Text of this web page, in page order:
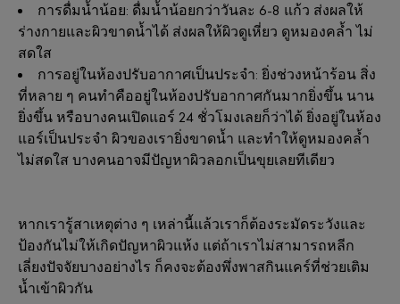
การดื่มน้ำน้อย: ดื่มน้ำน้อยกว่าวันละ 6-8 แก้ว ส่งผลให้
ร่างกายและผิวขาดน้ำได้ ส่งผลให้ผิวดูเหี่ยว ดูหมองคล้ำ ไม่
สดใส
การอยู่ในห้องปรับอากาศเป็นประจำ: ยิ่งช่วงหน้าร้อน สิ่ง
ที่หลาย ๆ คนทำคืออยู่ในห้องปรับอากาศกันมากยิ่งขึ้น นาน
ยิ่งขึ้น หรือบางคนเปิดแอร์ 24 ชั่วโมงเลยก็ว่าได้ ยิ่งอยู่ในห้อง
แอร์เป็นประจำ ผิวของเรายิ่งขาดน้ำ และทำให้ดูหมองคล้ำ
ไม่สดใส บางคนอาจมีปัญหาผิวลอกเป็นขุยเลยทีเดียว
หากเรารู้สาเหตุต่าง ๆ เหล่านี้แล้วเราก็ต้องระมัดระวังและ
ป้องกันไม่ให้เกิดปัญหาผิวแห้ง แต่ถ้าเราไม่สามารถหลีก
เลี่ยงปัจจัยบางอย่างไร ก็คงจะต้องพึ่งพาสกินแคร์ที่ช่วยเติม
น้ำเข้าผิวกัน